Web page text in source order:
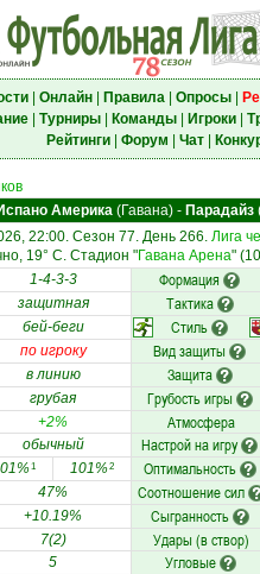
| Онлайн| Правила| Опросы|
| Турниры| Команды| Игроки|
Рейтинги| Форум Чат|
Америка (Гавана) - Парадайз
22:00. Сезон 77. День 266. Лига
19° C. Стадион "Гавана Арена"
1-4-3-3 Формация
защитная Тактика
бей-беги Стиль
по игроку Вид защиты
в линию Защита
грубая Грубость игры
+2% Атмосфера
обычный Настрой на игру
1 101%2 Оптимальность
47% Соотношение сил
+10.19% Сыгранность
7(2) Удары (в створ)
5 Угловые